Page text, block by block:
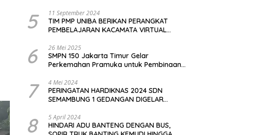
5 11 September 2024
TIM PMP UNIBA BERIKAN PERANGKAT
PEMBELAJARAN KACAMATA VIRTUAL
SERANG
6 26 Mei 2025
SMPN 150 Jakarta Timur Gelar
Perkemahan Pramuka untuk Pembinaan
7 4 Mei 2024
PERINGATAN HARDIKNAS 2024 SDN
SEMAMBUNG 1 GEDANGAN DIGELAR
8 5 April 2024
HINDARI ADU BANTENG DENGAN BUS,